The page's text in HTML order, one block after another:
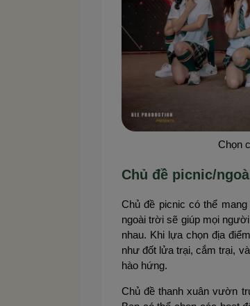
Chọn
Chủ đề picnic/
Chủ đề picnic có thể
ngoài trời sẽ giúp mọi
nhau. Khi lựa chọn địa
như đốt lửa trại, cắm trại,
hào hứng.
Chủ đề thanh xuân vườn